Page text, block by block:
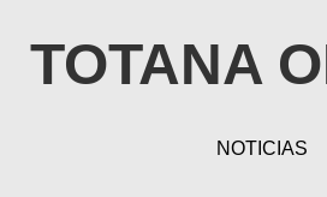
TOTANA
NOTICIAS